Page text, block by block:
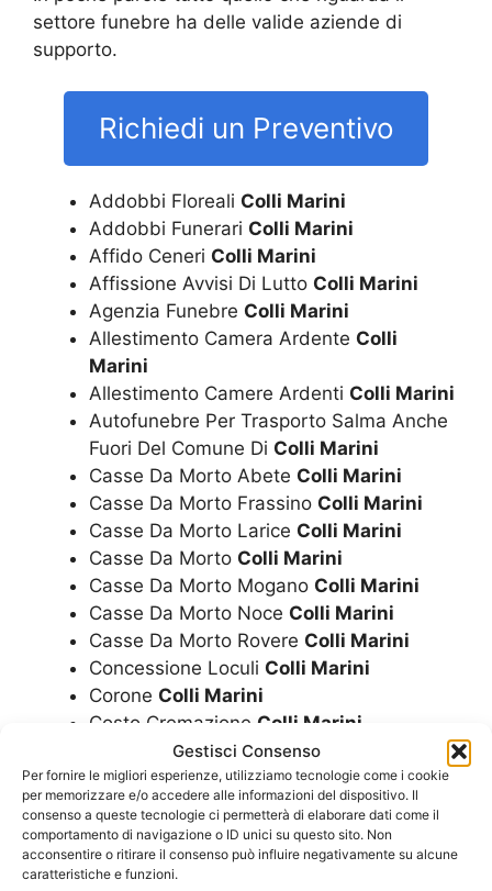
Gestisci Consenso
Per fornire le migliori esperienze, utilizziamo tecnologie come i cookie
per memorizzare e/o accedere alle informazioni del dispositivo. Il
consenso a queste tecnologie ci permetterà di elaborare dati come il
comportamento di navigazione o ID unici su questo sito. Non
acconsentire o ritirare il consenso può influire negativamente su alcune
caratteristiche e funzioni.
settore funebre ha delle valide aziende di
supporto.
Richiedi un Preventivo
Addobbi Floreali Colli Marini
Addobbi Funerari Colli Marini
Affido Ceneri Colli Marini
Affissione Avvisi Di Lutto Colli Marini
Agenzia Funebre Colli Marini
Allestimento Camera Ardente Colli
Marini
Allestimento Camere Ardenti Colli Marini
Autofunebre Per Trasporto Salma Anche
Fuori Del Comune Di Colli Marini
Casse Da Morto Abete Colli Marini
Casse Da Morto Frassino Colli Marini
Casse Da Morto Larice Colli Marini
Casse Da Morto Colli Marini
Casse Da Morto Mogano Colli Marini
Casse Da Morto Noce Colli Marini
Casse Da Morto Rovere Colli Marini
Concessione Loculi Colli Marini
Corone Colli Marini
Costo Cremazione Colli Marini
Costo Funerale Cremazione
Costo Funerale EconomicoColli Marini
Costo Funerale InumazioneColli Marini
Costo Funerale Colli Marini
Costo Funerale TumulazioneColli Marini